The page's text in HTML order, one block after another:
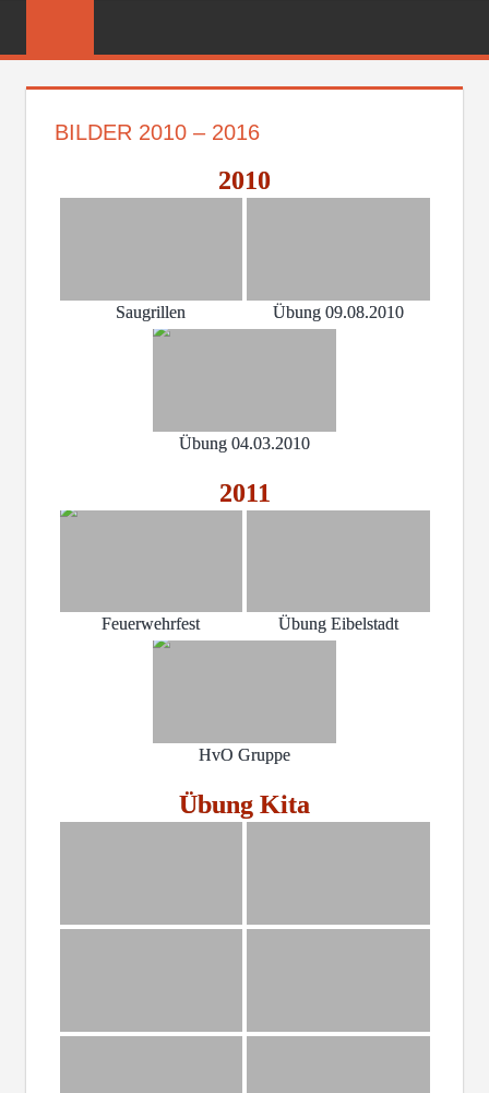
FEUERWEHR
BILDER 2010 – 2016
2010
Saugrillen Übung 09.08.2010
Übung 04.03.2010
2011
Feuerwehrfest Übung Eibelstadt
HvO Gruppe
Übung Kita